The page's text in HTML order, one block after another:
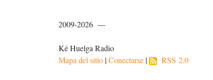
2009-2026 —
Ké Huelga Radio
Mapa del sitio |Conectarse | RSS 2.0